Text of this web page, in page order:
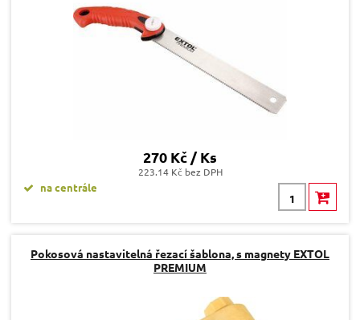
270 Kč / Ks
223.14 Kč bez DPH
na centrále
Pokosová nastavitelná řezací šablona, s magnety EXTOL
PREMIUM